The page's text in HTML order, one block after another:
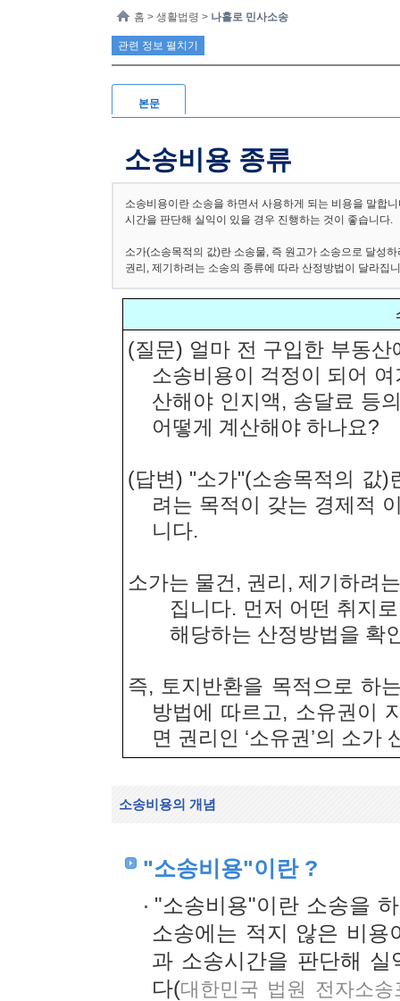
관련 정보 펼치기
홈 > 생활법령 > 나홀로 민사소송
본문
소송비용 종류
소송비용이란 소송을 하면서 사용하게 되는 비용을 말합
시간을 판단해 실익이 있을 경우 진행하는 것이 좋습니다.
소가(소송목적의 값)란 소송물, 즉 원고가 소송으로 달성
권리, 제기하려는 소송의 종류에 따라 산정방법이 달라집
(질문) 얼마 전 구입한 부동
소송비용이 걱정이 되어
산해야 인지액, 송달료 등
어떻게 계산해야 하나요?
(답변) "소가"(소송목적의 값
려는 목적이 갖는 경제적
니다.
소가는 물건, 권리, 제기하려
집니다. 먼저 어떤 취지
해당하는 산정방법을 확
즉, 토지반환을 목적으로 하
방법에 따르고, 소유권이
면 권리인 ‘소유권’의 소가
소송비용의 개념
"소송비용"이란 ?
"소송비용"이란 소송을
소송에는 적지 않은 비
과 소송시간을 판단해
다(대한민국 법원 전자소송